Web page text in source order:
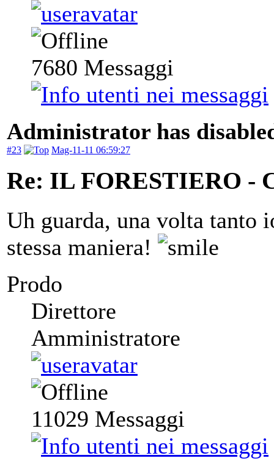
7680 Messaggi
Administrator has
#23 Mag-11-11 06:59:27
Re: IL FORESTIERO -
Uh guarda, una volta tanto
stessa maniera!
Prodo
Direttore
Amministratore
11029 Messaggi